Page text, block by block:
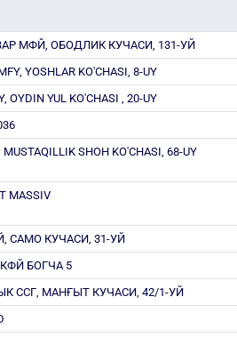
МФЙ, ОБОДЛИК КУЧАСИ, 131-УЙ
YOSHLAR KO'CHASI, 8-UY
OYDIN YUL KO'CHASI , 20-UY
MUSTAQILLIK SHOH KO'CHASI, 68-UY
MASSIV
САМО КУЧАСИ, 31-УЙ
БОГЧА 5
ССГ, МАНҒЫТ КУЧАСИ, 42/1-УЙ